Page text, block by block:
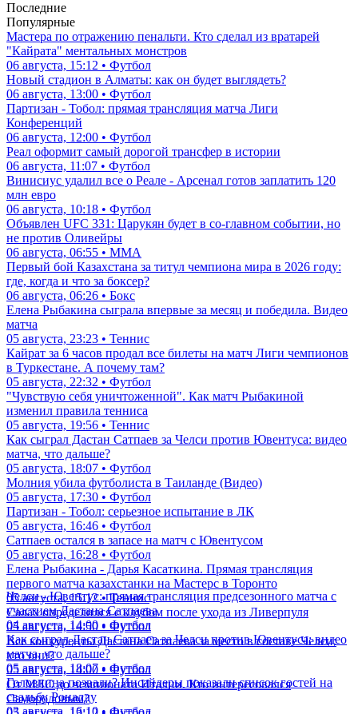
Последние
Популярные
Мастера по отражению пенальти. Кто сделал из вратарей
"Кайрата" ментальных монстров
06 августа, 15:12 • Футбол
Новый стадион в Алматы: как он будет выглядеть?
06 августа, 13:00 • Футбол
Партизан - Тобол: прямая трансляция матча Лиги
Конференций
06 августа, 12:00 • Футбол
Реал оформит самый дорогой трансфер в истории
06 августа, 11:07 • Футбол
Винисиус удалил все о Реале - Арсенал готов заплатить 120
млн евро
06 августа, 10:18 • Футбол
Объявлен UFC 331: Царукян будет в со-главном событии, но
не против Оливейры
06 августа, 06:55 • ММА
Первый бой Казахстана за титул чемпиона мира в 2026 году:
где, когда и что за боксер?
06 августа, 06:26 • Бокс
Елена Рыбакина сыграла впервые за месяц и победила. Видео
матча
05 августа, 23:23 • Теннис
Кайрат за 6 часов продал все билеты на матч Лиги чемпионов
в Туркестане. А почему там?
05 августа, 22:32 • Футбол
"Чувствую себя уничтоженной". Как матч Рыбакиной
изменил правила тенниса
05 августа, 19:56 • Теннис
Как сыграл Дастан Сатпаев за Челси против Ювентуса: видео
матча, что дальше?
05 августа, 18:07 • Футбол
Молния убила футболиста в Таиланде (Видео)
05 августа, 17:30 • Футбол
Партизан - Тобол: серьезное испытание в ЛК
05 августа, 16:46 • Футбол
Сатпаев остался в запасе на матч с Ювентусом
05 августа, 16:28 • Футбол
Елена Рыбакина - Дарья Касаткина. Прямая трансляция
первого матча казахстанки на Мастерс в Торонто
05 августа, 15:12 • Теннис
Салах определился с клубом после ухода из Ливерпуля
05 августа, 14:50 • Футбол
Все конкуренты Дастана Сатпаева за место в составе Челси:
кто они?
05 августа, 14:00 • Футбол
От МЛС до чемпионата Италии. Кто интересовался
Самородовым?
Челси - Ювентус: прямая трансляция предсезонного матча с
участием Дастана Сатпаева
04 августа, 14:00 • Футбол
Как сыграл Дастан Сатпаев за Челси против Ювентуса: видео
матча, что дальше?
05 августа, 18:07 • Футбол
Головкина позвали? Инсайдеры показали список гостей на
свадьбу Роналду